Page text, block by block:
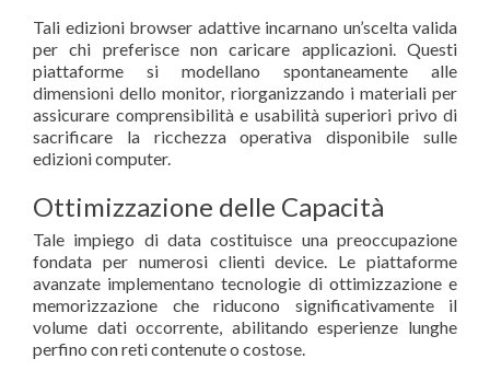
Tali edizioni browser adattive incarnano un’scelta valida
per chi preferisce non caricare applicazioni. Questi
piattaforme si modellano spontaneamente alle
dimensioni dello monitor, riorganizzando i materiali per
assicurare comprensibilità e usabilità superiori privo di
sacrificare la ricchezza operativa disponibile sulle
edizioni computer.
Ottimizzazione delle Capacità
Tale impiego di data costituisce una preoccupazione
fondata per numerosi clienti device. Le piattaforme
avanzate implementano tecnologie di ottimizzazione e
memorizzazione che riducono significativamente il
volume dati occorrente, abilitando esperienze lunghe
perfino con reti contenute o costose.